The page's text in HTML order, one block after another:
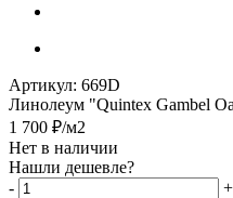
Артикул: 669D
Линолеум "Quintex Gambel
1 700 ₽/м2
Нет в наличии
Нашли дешевле?
-
+